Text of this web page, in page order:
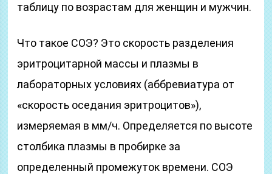
таблицу по возрастам для женщин и мужчин.
Что такое СОЭ? Это скорость разделения
эритроцитарной массы и плазмы в
лабораторных условиях (аббревиатура от
«скорость оседания эритроцитов»),
измеряемая в мм/ч. Определяется по высоте
столбика плазмы в пробирке за
определенный промежуток времени. СОЭ